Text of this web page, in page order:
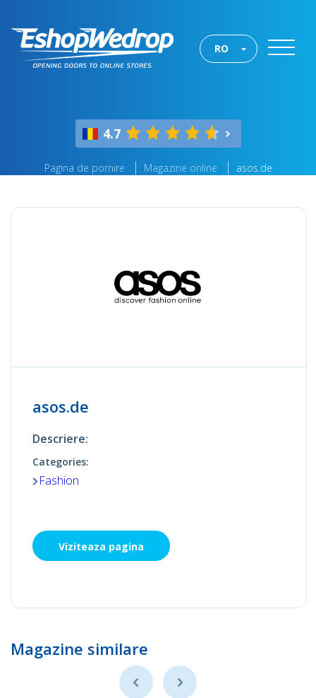
RO
4.7
Pagina de pornire Magazine online asos.de
asos.de
Descriere:
Categories:
Fashion
Viziteaza pagina
Magazine similare